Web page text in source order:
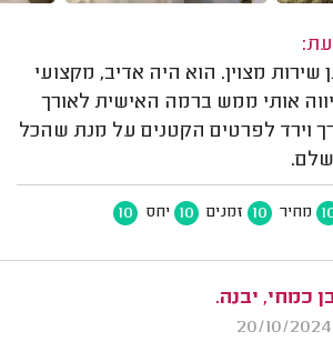
שירות מצוין. הוא היה אדיב, מקצועי
אותי ממש ברמה האישית לאורך
וירד לפרטים הקטנים על מנת שהכל
מחיר 10 זמנים 10 יחס 10
כמחי, יבנה.